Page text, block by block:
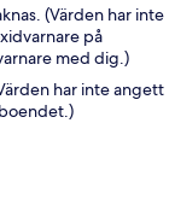
(Värden har inte
på
med dig.)
har inte angett